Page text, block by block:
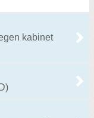
kabinet